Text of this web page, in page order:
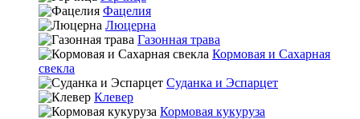
Фацелия
Люцерна
Газонная трава
Кормовая и Сахарная
свекла
Суданка и Эспарцет
Клевер
Кормовая кукуруза